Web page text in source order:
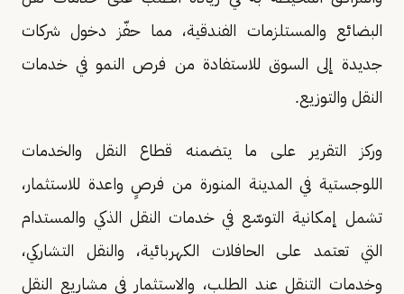
البضائع والمستلزمات الفندقية، مما حفّز دخول شركات
جديدة إلى السوق للاستفادة من فرص النمو في خدمات
النقل والتوزيع.
وركز التقرير على ما يتضمنه قطاع النقل والخدمات
اللوجستية في المدينة المنورة من فرصٍ واعدة للاستثمار،
تشمل إمكانية التوسّع في خدمات النقل الذكي والمستدام
التي تعتمد على الحافلات الكهربائية، والنقل التشاركي،
وخدمات التنقل عند الطلب، والاستثمار في مشاريع النقل